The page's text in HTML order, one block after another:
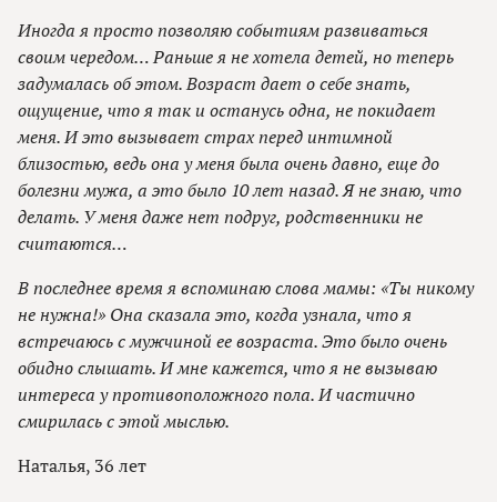
Иногда я просто позволяю событиям развиваться
своим чередом… Раньше я не хотела детей, но теперь
задумалась об этом. Возраст дает о себе знать,
ощущение, что я так и останусь одна, не покидает
меня. И это вызывает страх перед интимной
близостью, ведь она у меня была очень давно, еще до
болезни мужа, а это было 10 лет назад. Я не знаю, что
делать. У меня даже нет подруг, родственники не
считаются…
В последнее время я вспоминаю слова мамы: «Ты никому
не нужна!» Она сказала это, когда узнала, что я
встречаюсь с мужчиной ее возраста. Это было очень
обидно слышать. И мне кажется, что я не вызываю
интереса у противоположного пола. И частично
смирилась с этой мыслью.
Наталья, 36 лет